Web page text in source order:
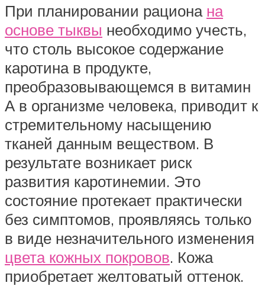
При планировании рациона на
основе тыквы необходимо учесть,
что столь высокое содержание
каротина в продукте,
преобразовывающемся в витамин
А в организме человека, приводит к
стремительному насыщению
тканей данным веществом. В
результате возникает риск
развития каротинемии. Это
состояние протекает практически
без симптомов, проявляясь только
в виде незначительного изменения
цвета кожных покровов. Кожа
приобретает желтоватый оттенок.